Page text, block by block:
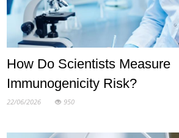
How Do Scientists Measure
Immunogenicity Risk?
22/06/2026 950